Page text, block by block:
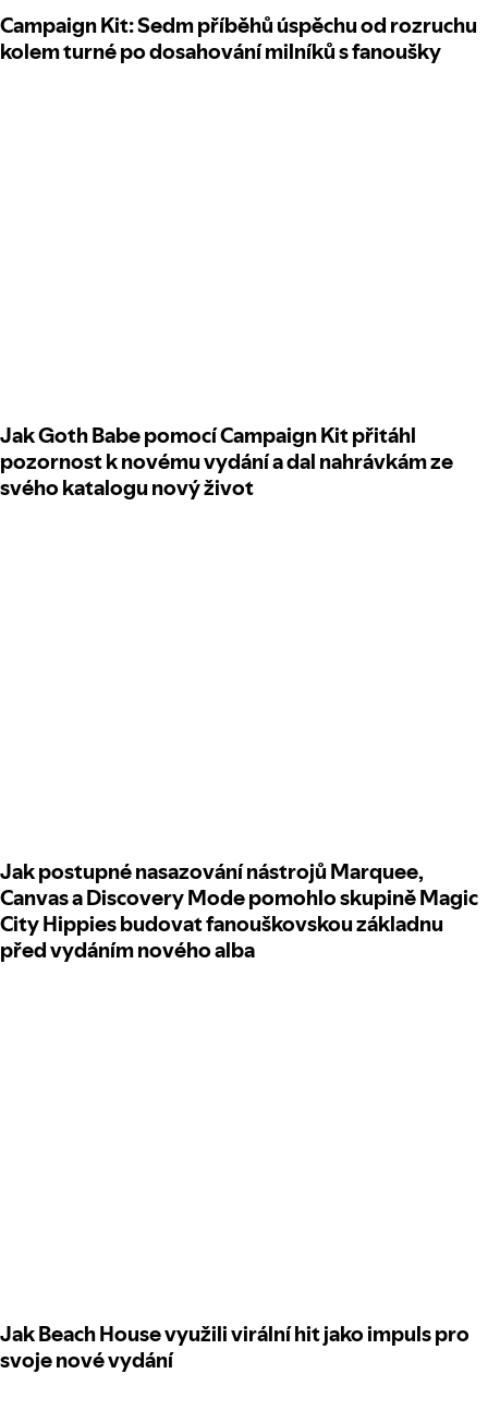
Campaign Kit: Sedm příběhů úspěchu od rozruchu
kolem turné po dosahování milníků s fanoušky
Jak Goth Babe pomocí Campaign Kit přitáhl
pozornost k novému vydání a dal nahrávkám ze
svého katalogu nový život
Jak postupné nasazování nástrojů Marquee,
Canvas a Discovery Mode pomohlo skupině Magic
City Hippies budovat fanouškovskou základnu
před vydáním nového alba
Jak Beach House využili virální hit jako impuls pro
svoje nové vydání